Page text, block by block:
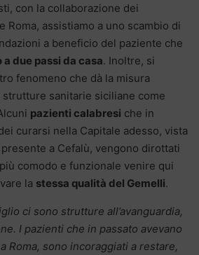
con la collaborazione dei
Roma, assistiamo a uno scambio di
a beneficio del paziente che
due passi da casa. Inoltre, si
fenomeno che dà la misura
strutture sanitarie siciliane come
pazienti calabresi che in
curarsi nella Capitale adesso, vista
a Cefalù, vengono dirottati
comodo e funzionale venire qui
la stessa qualità del Gemelli.
ci sono strutture all’avanguardia,
I pazienti che in passato avevano
Roma, sono incoraggiati a restare,